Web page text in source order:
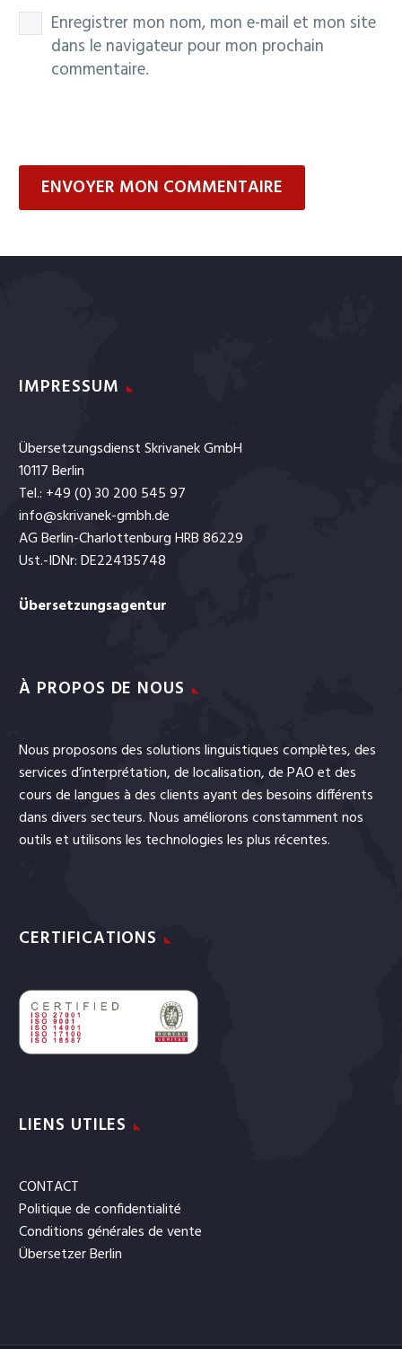
Enregistrer mon nom, mon e-mail et mon site
dans le navigateur pour mon prochain
commentaire.
ENVOYER MON COMMENTAIRE
IMPRESSUM
Übersetzungsdienst Skrivanek GmbH
10117 Berlin
Tel.: +49 (0) 30 200 545 97
info@skrivanek-gmbh.de
AG Berlin-Charlottenburg HRB 86229
Ust.-IDNr: DE224135748
Übersetzungsagentur
À PROPOS DE NOUS
Nous proposons des solutions linguistiques complètes, des
servicesd’interprétation, delocalisation, dePAOetdes
cours de languesà des clients ayant des besoins différents
dans divers secteurs. Nous améliorons constamment nos
outils et utilisons les technologies les plus récentes.
CERTIFICATIONS
LIENS UTILES
CONTACT
Politique de confidentialité
Conditions générales de vente
Übersetzer Berlin